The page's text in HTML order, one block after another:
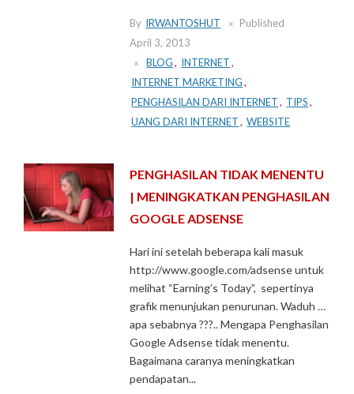
By IRWANTOSHUT
Published
April 3, 2013
BLOG , INTERNET ,
INTERNET MARKETING ,
PENGHASILAN DARI INTERNET , TIPS ,
UANG DARI INTERNET , WEBSITE
PENGHASILAN TIDAK MENENTU
| MENINGKATKAN PENGHASILAN
GOOGLE ADSENSE
Hari ini setelah beberapa kali masuk
http://www.google.com/adsense untuk
melihat “Earning’s Today”, sepertinya
grafik menunjukan penurunan. Waduh …
apa sebabnya ???.. Mengapa Penghasilan
Google Adsense tidak menentu.
Bagaimana caranya meningkatkan
pendapatan...